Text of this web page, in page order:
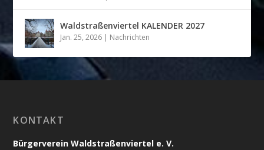
Waldstraßenviertel KALENDER 2027
Jan. 25, 2026 | Nachrichten
KONTAKT
Bürgerverein Waldstraßenviertel e. V.